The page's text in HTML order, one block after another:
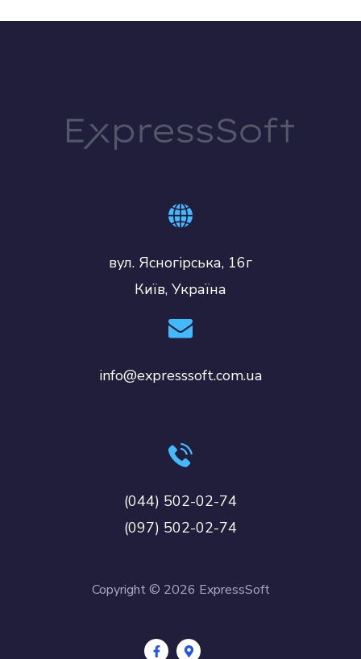
вул. Ясногірська, 16г
Київ, Україна
info@expresssoft.com.ua
(044) 502-02-74
(097) 502-02-74
Copyright © 2026 ExpressSoft